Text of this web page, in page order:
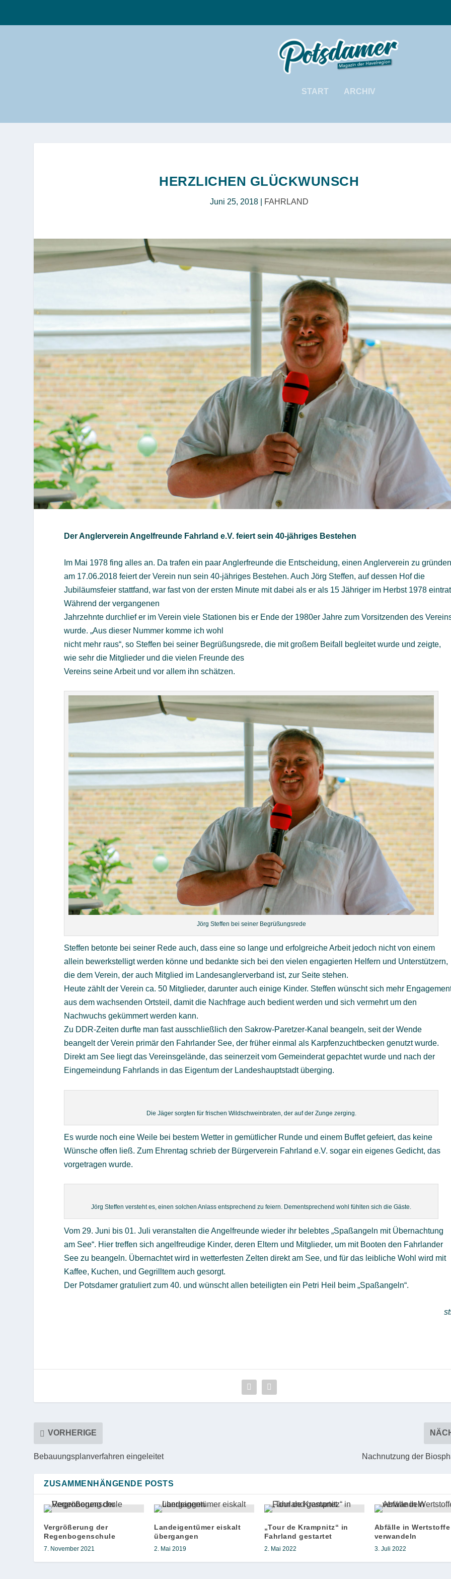
START ARCHIV
HERZLICHEN GLÜCKWUNSCH
Juni 25, 2018| FAHRLAND
Der Anglerverein Angelfreunde Fahrland e.V. feiert sein 40-jähriges Bestehen
Im Mai 1978 fing alles an. Da trafen ein paar Anglerfreunde die Entscheidung, einen Anglerverein zu
am 17.06.2018 feiert der Verein nun sein 40-jähriges Bestehen. Auch Jörg Steffen, auf dessen Hof die
Jubiläumsfeier stattfand, war fast von der ersten Minute mit dabei als er als 15 Jähriger im Herbst 1978
Während der vergangenen
Jahrzehnte durchlief er im Verein viele Stationen bis er Ende der 1980er Jahre zum Vorsitzenden des
wurde. „Aus dieser Nummer komme ich wohl
nicht mehr raus“, so Steffen bei seiner Begrüßungsrede, die mit großem Beifall begleitet wurde und zeigte,
wie sehr die Mitglieder und die vielen Freunde des
Vereins seine Arbeit und vor allem ihn schätzen.
Jörg Steffen bei seiner Begrüßungsrede
Steffen betonte bei seiner Rede auch, dass eine so lange und erfolgreiche Arbeit jedoch nicht von einem
allein bewerkstelligt werden könne und bedankte sich bei den vielen engagierten Helfern und Unterstützern,
die dem Verein, der auch Mitglied im Landesanglerverband ist, zur Seite stehen.
Heute zählt der Verein ca. 50 Mitglieder, darunter auch einige Kinder. Steffen wünscht sich mehr
aus dem wachsenden Ortsteil, damit die Nachfrage auch bedient werden und sich vermehrt um den
Nachwuchs gekümmert werden kann.
Zu DDR-Zeiten durfte man fast ausschließlich den Sakrow-Paretzer-Kanal beangeln, seit der Wende
beangelt der Verein primär den Fahrlander See, der früher einmal als Karpfenzuchtbecken genutzt wurde.
Direkt am See liegt das Vereinsgelände, das seinerzeit vom Gemeinderat gepachtet wurde und nach der
Eingemeindung Fahrlands in das Eigentum der Landeshauptstadt überging.
Die Jäger sorgten für frischen Wildschweinbraten, der auf der Zunge zerging.
Es wurde noch eine Weile bei bestem Wetter in gemütlicher Runde und einem Buffet gefeiert, das keine
Wünsche offen ließ. Zum Ehrentag schrieb der Bürgerverein Fahrland e.V. sogar ein eigenes Gedicht, das
vorgetragen wurde.
Jörg Steffen versteht es, einen solchen Anlass entsprechend zu feiern. Dementsprechend wohl fühlten sich die Gäste.
Vom 29. Juni bis 01. Juli veranstalten die Angelfreunde wieder ihr belebtes „Spaßangeln mit Übernachtung
am See“. Hier treffen sich angelfreudige Kinder, deren Eltern und Mitglieder, um mit Booten den Fahrlander
See zu beangeln. Übernachtet wird in wetterfesten Zelten direkt am See, und für das leibliche Wohl wird mit
Kaffee, Kuchen, und Gegrilltem auch gesorgt.
Der Potsdamer gratuliert zum 40. und wünscht allen beteiligten ein Petri Heil beim „Spaßangeln“.
VORHERIGE
Bebauungsplanverfahren eingeleitet Nachnutzung der
ZUSAMMENHÄNGENDE POSTS
Vergrößerung der
Regenbogenschule
7. November 2021
Landeigentümer eiskalt
übergangen
2. Mai 2019
„Tour de Krampnitz“ in
Fahrland gestartet
2. Mai 2022
Abfälle in Wertstoffe
verwandeln
3. Juli 2022